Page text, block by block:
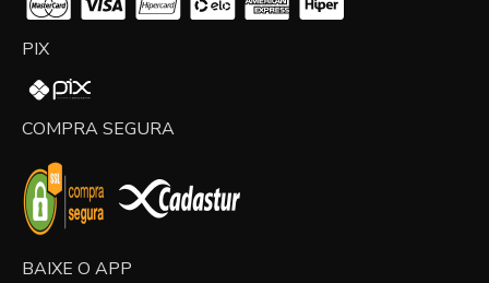
PIX
COMPRA SEGURA
BAIXE O APP